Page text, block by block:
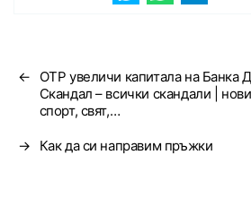
←
OTP увеличи капитала на Банка
Скандал – всички скандали |
спорт, свят,…
→ Как да си направим пръжки